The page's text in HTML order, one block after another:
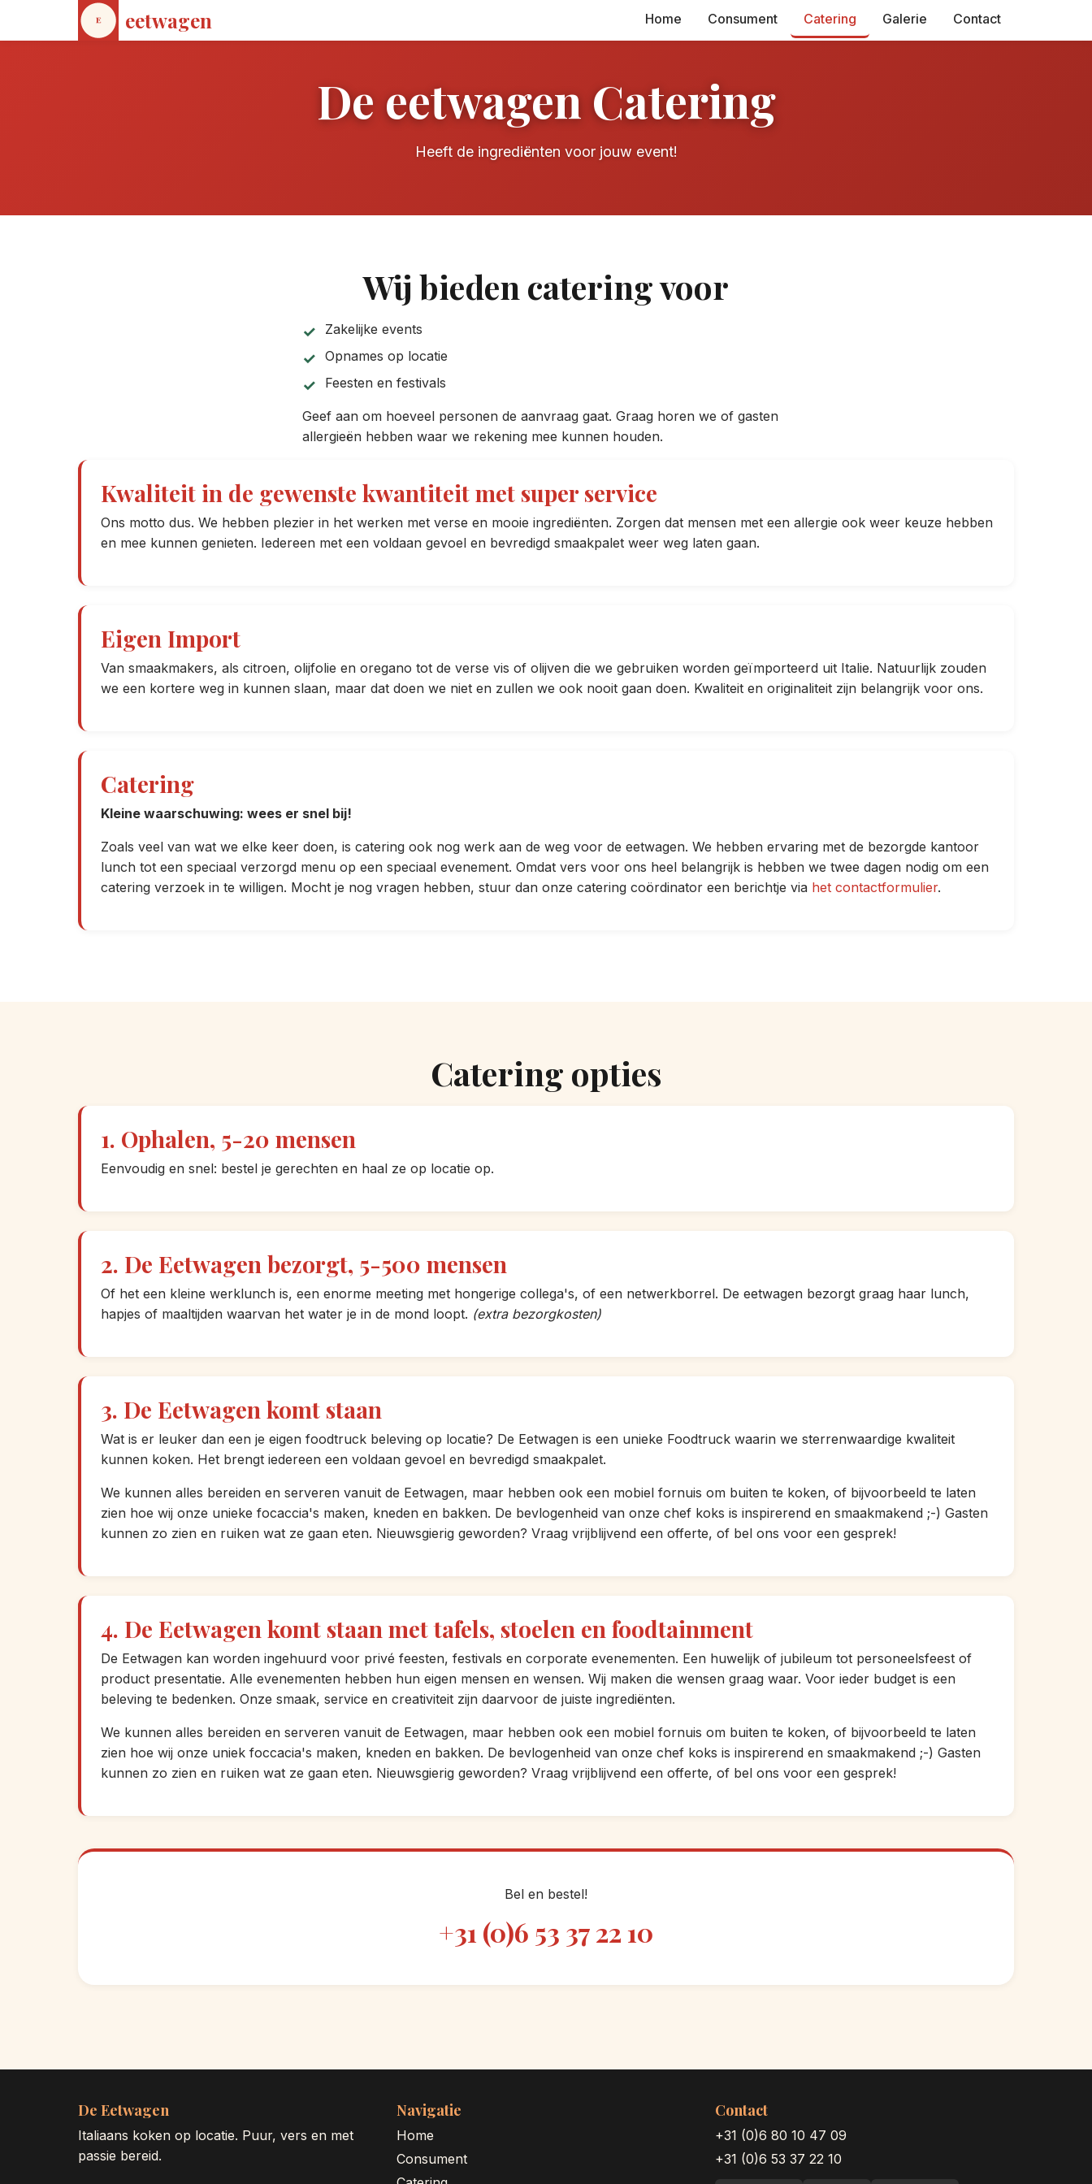
eetwagen Home Consument Catering Galerie Contact
De eetwagen Catering
Heeft de ingrediënten voor jouw event!
Wij bieden catering voor
Zakelijke events
Opnames op locatie
Feesten en festivals
Geef aan om hoeveel personen de aanvraag gaat. Graag horen we of gasten
allergieën hebben waar we rekening mee kunnen houden.
Kwaliteit in de gewenste kwantiteit met super service
Ons motto dus. We hebben plezier in het werken met verse en mooie ingrediënten. Zorgen dat mensen met een allergie ook weer keuze hebben
en mee kunnen genieten. Iedereen met een voldaan gevoel en bevredigd smaakpalet weer weg laten gaan.
Eigen Import
Van smaakmakers, als citroen, olijfolie en oregano tot de verse vis of olijven die we gebruiken worden geïmporteerd uit Italie. Natuurlijk zouden
we een kortere weg in kunnen slaan, maar dat doen we niet en zullen we ook nooit gaan doen. Kwaliteit en originaliteit zijn belangrijk voor ons.
Catering
Kleine waarschuwing: wees er snel bij!
Zoals veel van wat we elke keer doen, is catering ook nog werk aan de weg voor de eetwagen. We hebben ervaring met de bezorgde kantoor
lunch tot een speciaal verzorgd menu op een speciaal evenement. Omdat vers voor ons heel belangrijk is hebben we twee dagen nodig om een
catering verzoek in te willigen. Mocht je nog vragen hebben, stuur dan onze catering coördinator een berichtje via het contactformulier.
Catering opties
1. Ophalen, 5-20 mensen
Eenvoudig en snel: bestel je gerechten en haal ze op locatie op.
2. De Eetwagen bezorgt, 5-500 mensen
Of het een kleine werklunch is, een enorme meeting met hongerige collega's, of een netwerkborrel. De eetwagen bezorgt graag haar lunch,
hapjes of maaltijden waarvan het water je in de mond loopt. (extra bezorgkosten)
3. De Eetwagen komt staan
Wat is er leuker dan een je eigen foodtruck beleving op locatie? De Eetwagen is een unieke Foodtruck waarin we sterrenwaardige kwaliteit
kunnen koken. Het brengt iedereen een voldaan gevoel en bevredigd smaakpalet.
We kunnen alles bereiden en serveren vanuit de Eetwagen, maar hebben ook een mobiel fornuis om buiten te koken, of bijvoorbeeld te laten
zien hoe wij onze unieke focaccia's maken, kneden en bakken. De bevlogenheid van onze chef koks is inspirerend en smaakmakend ;-) Gasten
kunnen zo zien en ruiken wat ze gaan eten. Nieuwsgierig geworden? Vraag vrijblijvend een offerte, of bel ons voor een gesprek!
4. De Eetwagen komt staan met tafels, stoelen en foodtainment
De Eetwagen kan worden ingehuurd voor privé feesten, festivals en corporate evenementen. Een huwelijk of jubileum tot personeelsfeest of
product presentatie. Alle evenementen hebben hun eigen mensen en wensen. Wij maken die wensen graag waar. Voor ieder budget is een
beleving te bedenken. Onze smaak, service en creativiteit zijn daarvoor de juiste ingrediënten.
We kunnen alles bereiden en serveren vanuit de Eetwagen, maar hebben ook een mobiel fornuis om buiten te koken, of bijvoorbeeld te laten
zien hoe wij onze uniek foccacia's maken, kneden en bakken. De bevlogenheid van onze chef koks is inspirerend en smaakmakend ;-) Gasten
kunnen zo zien en ruiken wat ze gaan eten. Nieuwsgierig geworden? Vraag vrijblijvend een offerte, of bel ons voor een gesprek!
Bel en bestel!
+31 (0)6 53 37 22 10
De Eetwagen
Italiaans koken op locatie. Puur, vers en met
passie bereid.
Navigatie
Home
Consument
Contact
+31 (0)6 80 10 47 09
+31 (0)6 53 37 22 10